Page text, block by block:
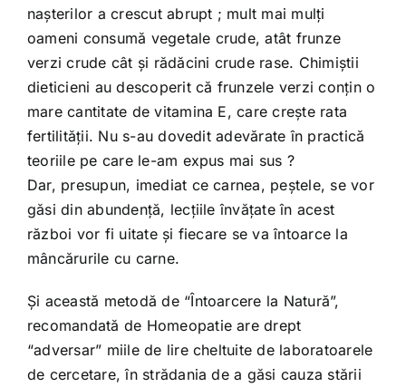
naşterilor a crescut abrupt ; mult mai mulţi
oameni consumă vegetale crude, atât frunze
verzi crude cât şi rădăcini crude rase. Chimiştii
dieticieni au descoperit că frunzele verzi conţin o
mare cantitate de vitamina E, care creşte rata
fertilităţii. Nu s-au dovedit adevărate în practică
teoriile pe care le-am expus mai sus ?
Dar, presupun, imediat ce carnea, peştele, se vor
găsi din abundenţă, lecţiile învăţate în acest
război vor fi uitate şi fiecare se va întoarce la
mâncărurile cu carne.
Şi această metodă de “Întoarcere la Natură”,
recomandată de Homeopatie are drept
“adversar” miile de lire cheltuite de laboratoarele
de cercetare, în strădania de a găsi cauza stării